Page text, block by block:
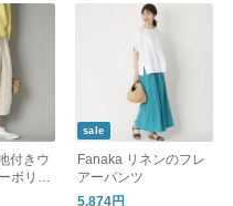
付きウ
ボリュ
sale
Fanaka リネンのフレ
アーパンツ
5,874円